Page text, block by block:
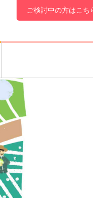
ご検討中の方はこち